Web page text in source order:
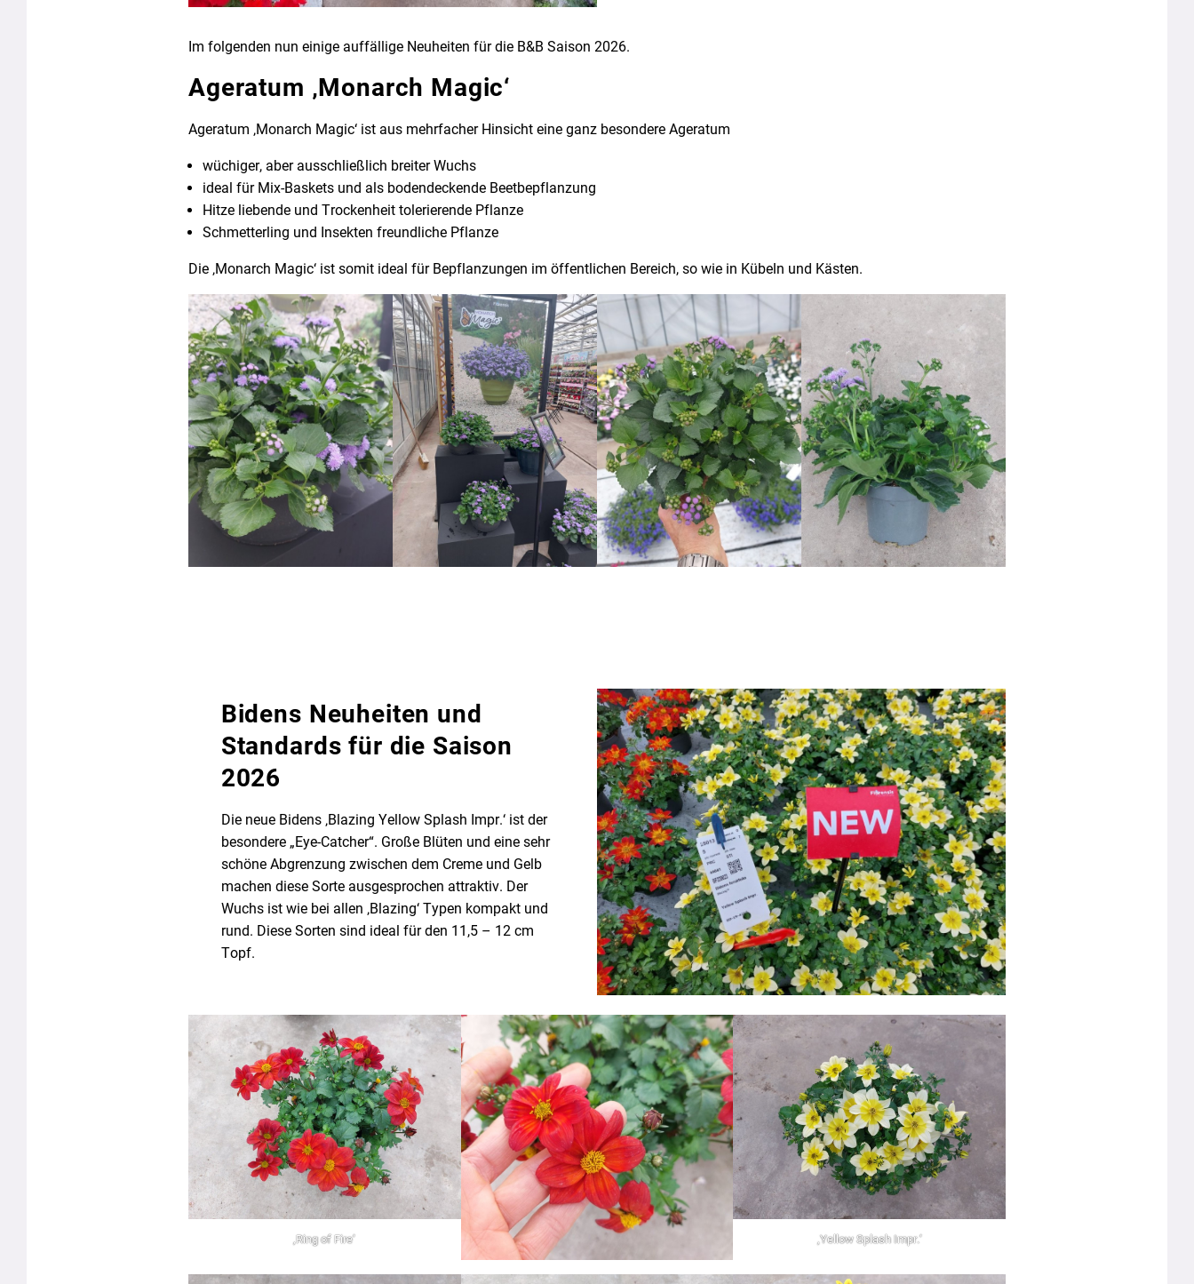
Im folgenden nun einige auffällige Neuheiten für die B&B Saison 2026.
Ageratum ‚Monarch Magic‘
Ageratum ‚Monarch Magic‘ ist aus mehrfacher Hinsicht eine ganz besondere Ageratum
wüchiger, aber ausschließlich breiter Wuchs
ideal für Mix-Baskets und als bodendeckende Beetbepflanzung
Hitze liebende und Trockenheit tolerierende Pflanze
Schmetterling und Insekten freundliche Pflanze
Die ‚Monarch Magic‘ ist somit ideal für Bepflanzungen im öffentlichen Bereich, so wie in Kübeln und Kästen.
Bidens Neuheiten und
Standards für die Saison
2026
Die neue Bidens ‚Blazing Yellow Splash Impr.‘ ist der
besondere „Eye-Catcher“. Große Blüten und eine sehr
schöne Abgrenzung zwischen dem Creme und Gelb
machen diese Sorte ausgesprochen attraktiv. Der
Wuchs ist wie bei allen ‚Blazing‘ Typen kompakt und
rund. Diese Sorten sind ideal für den 11,5 – 12 cm
Topf.
‚Ring of Fire‘ ‚Yellow Splash Impr.‘